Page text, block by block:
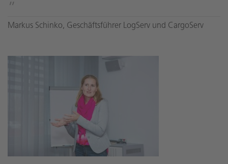
Markus Schinko, Geschäftsführer LogServ und CargoServ